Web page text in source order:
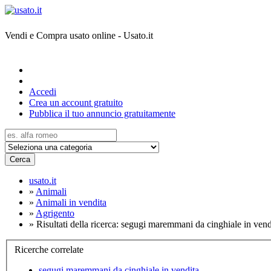
Vendi e Compra usato online - Usato.it
Accedi
Crea un account gratuito
Pubblica il tuo annuncio gratuitamente
Cerca
usato.it
» Animali
» Animali in vendita
» Agrigento
» Risultati della ricerca: segugi maremmani da cinghiale in
Ricerche correlate